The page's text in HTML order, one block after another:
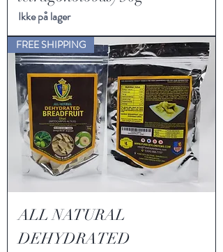
Ikke på lager
FREE SHIPPING
ALL NATURAL
DEHYDRATED